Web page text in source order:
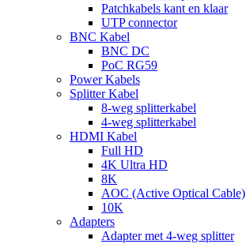
Patchkabels kant en klaar
UTP connector
BNC Kabel
BNC DC
PoC RG59
Power Kabels
Splitter Kabel
8-weg splitterkabel
4-weg splitterkabel
HDMI Kabel
Full HD
4K Ultra HD
8K
AOC (Active Optical Cable)
10K
Adapters
Adapter met 4-weg splitter